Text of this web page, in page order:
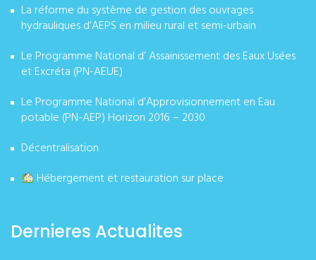
La réforme du système de gestion des ouvrages
hydrauliques d’AEPS en milieu rural et semi-urbain
Le Programme National d’ Assainissement des Eaux Usées
et Excréta (PN-AEUE)
Le Programme National d’Approvisionnement en Eau
potable (PN-AEP) Horizon 2016 – 2030
Décentralisation
Hébergement et restauration sur place
Dernieres Actualites